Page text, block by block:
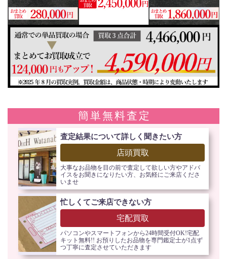
簡単無料査定
査定結果について詳しく聞きたい方
店頭買取
大事なお品物を目の前で査定して欲しい方やアドバ
イスをお聞きになりたい方、お気軽にご来店くださ
いませ
忙しくてご来店できない方
宅配買取
パソコンやスマートフォンから24時間受付OK!宅配
キット無料!! お預りしたお品物を専門鑑定士が1点ず
つ丁寧に査定させていただきます